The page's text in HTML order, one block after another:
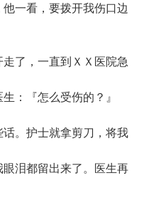
他一看，要拨开我伤口边
了，一直到ＸＸ医院急
：『怎么受伤的？』
。护士就拿剪刀，将我
泪都留出来了。医生再